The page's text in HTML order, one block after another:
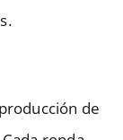
de